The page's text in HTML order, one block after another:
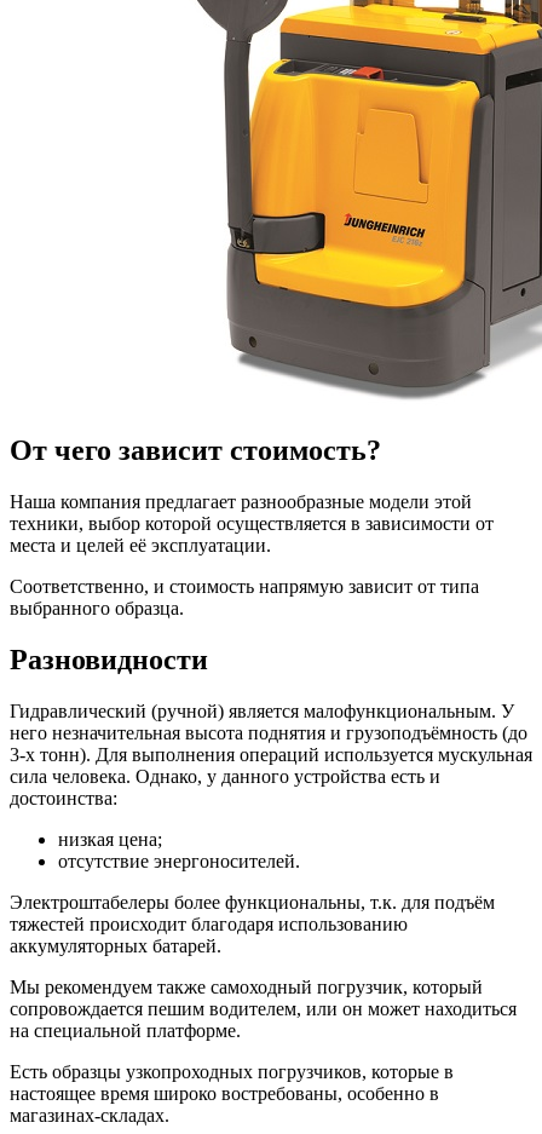
От чего зависит стоимость?
Наша компания предлагает разнообразные модели этой
техники, выбор которой осуществляется в зависимости от
места и целей её эксплуатации.
Соответственно, и стоимость напрямую зависит от типа
выбранного образца.
Разновидности
Гидравлический (ручной) является малофункциональным. У
него незначительная высота поднятия и грузоподъёмность (до
3-х тонн). Для выполнения операций используется мускульная
сила человека. Однако, у данного устройства есть и
достоинства:
низкая цена;
отсутствие энергоносителей.
Электроштабелеры более функциональны, т.к. для подъём
тяжестей происходит благодаря использованию
аккумуляторных батарей.
Мы рекомендуем также самоходный погрузчик, который
сопровождается пешим водителем, или он может находиться
на специальной платформе.
Есть образцы узкопроходных погрузчиков, которые в
настоящее время широко востребованы, особенно в
магазинах-складах.